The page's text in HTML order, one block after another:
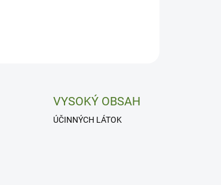
VYSOKÝ OBSAH
ÚČINNÝCH LÁTOK